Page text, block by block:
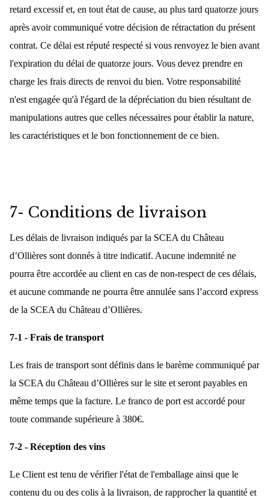
retard excessif et, en tout état de cause, au plus tard quatorze jours
après avoir communiqué votre décision de rétractation du présent
contrat. Ce délai est réputé respecté si vous renvoyez le bien avant
l'expiration du délai de quatorze jours. Vous devez prendre en
charge les frais directs de renvoi du bien. Votre responsabilité
n'est engagée qu'à l'égard de la dépréciation du bien résultant de
manipulations autres que celles nécessaires pour établir la nature,
les caractéristiques et le bon fonctionnement de ce bien.
7- Conditions de livraison
Les délais de livraison indiqués par la SCEA du Château
d’Ollières sont donnés à titre indicatif. Aucune indemnité ne
pourra être accordée au client en cas de non-respect de ces délais,
et aucune commande ne pourra être annulée sans l’accord express
de la SCEA du Château d’Ollières.
7-1 - Frais de transport
Les frais de transport sont définis dans le barème communiqué par
la SCEA du Château d’Ollières sur le site et seront payables en
même temps que la facture. Le franco de port est accordé pour
toute commande supérieure à 380€.
7-2 - Réception des vins
Le Client est tenu de vérifier l'état de l'emballage ainsi que le
contenu du ou des colis à la livraison, de rapprocher la quantité et